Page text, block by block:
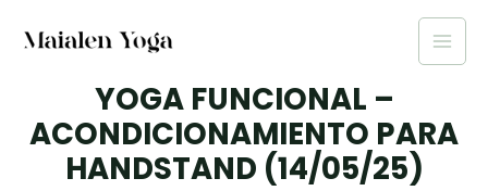
Main
YOGA FUNCIONAL –
ACONDICIONAMIENTO PARA
HANDSTAND (14/05/25)